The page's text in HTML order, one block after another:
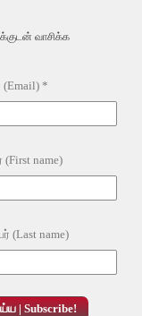
வாசிக்க
*
name)
(Last name)